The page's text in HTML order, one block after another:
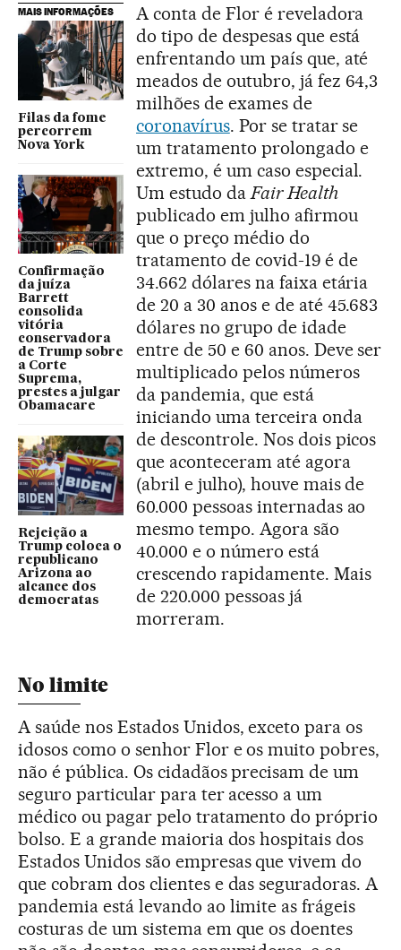
MAIS INFORMAÇÕES
Filas da fome
percorrem
Nova York
Confirmação
da juíza
Barrett
consolida
vitória
conservadora
de Trump sobre
a Corte
Suprema,
prestes a julgar
Obamacare
Rejeição a
Trump coloca o
republicano
Arizona ao
alcance dos
democratas
A conta de Flor é reveladora
do tipo de despesas que está
enfrentando um país que, até
meados de outubro, já fez 64,3
milhões de exames de
coronavírus. Por se tratar se
um tratamento prolongado e
extremo, é um caso especial.
Um estudo daFair Health
publicado em julho afirmou
que o preço médio do
tratamento de covid-19 é de
34.662 dólares na faixa etária
de 20 a 30 anos e de até 45.683
dólares no grupo de idade
entre de 50 e 60 anos. Deve ser
multiplicado pelos números
da pandemia, que está
iniciando uma terceira onda
de descontrole. Nos dois picos
que aconteceram até agora
(abril e julho), houve mais de
60.000 pessoas internadas ao
mesmo tempo. Agora são
40.000 e o número está
crescendo rapidamente. Mais
de 220.000 pessoas já
morreram.
No limite
A saúde nos Estados Unidos, exceto para os
idosos como o senhor Flor e os muito pobres,
não é pública. Os cidadãos precisam de um
seguro particular para ter acesso a um
médico ou pagar pelo tratamento do próprio
bolso. E a grande maioria dos hospitais dos
Estados Unidos são empresas que vivem do
que cobram dos clientes e das seguradoras. A
pandemia está levando ao limite as frágeis
costuras de um sistema em que os doentes